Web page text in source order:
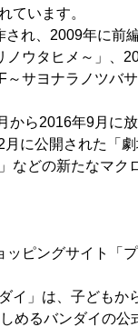
ています。
され、2009年に前
ノウタヒメ～」、
～サヨナラノツバ
から2016年9月に
に公開された「
などの新たなマク
ッピングサイト「
イ」は、子どもか
めるバンダイの公